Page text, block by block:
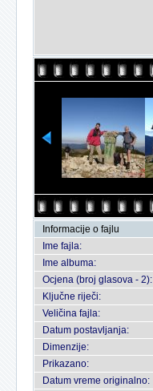
Informacije o fajlu
Ime fajla:
Ime albuma:
Ocjena (broj glasova - 2):
Ključne riječi:
Veličina fajla:
Datum postavljanja:
Dimenzije:
Prikazano:
Datum vreme originalno: